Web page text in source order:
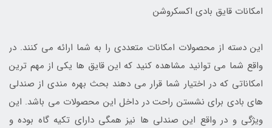
امکانات قایق بادی اکسکروشن
این دسته از محصولات امکانات متعددی را به شما ارائه می کنند. در
واقع شما می توانید مشاهده کنید که این قایق ها یکی از مهم ترین
امکاناتی که در اختیار شما قرار می دهند بحث بهره مندی از صندلی
های بادی برای نشستن راحت در داخل این محصولات می باشد. این
ویژگی و در واقع این صندلی ها نیز همگی دارای تکیه گاه بوده و